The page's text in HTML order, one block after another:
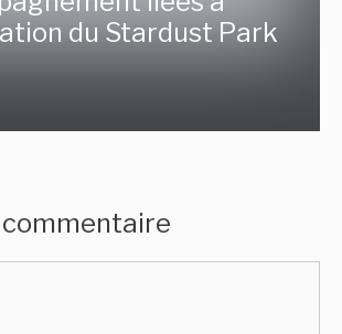
du Stardust Park